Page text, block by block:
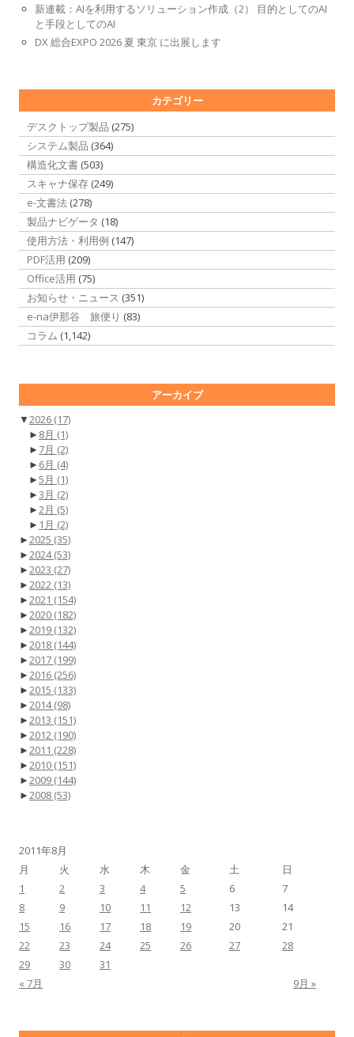
新連載：AIを利用するソリューション作成（2） 目的としてのAI
と手段としてのAI
DX 総合EXPO 2026 夏 東京 に出展します
カテゴリー
デスクトップ製品 (275)
システム製品 (364)
構造化文書 (503)
スキャナ保存 (249)
e-文書法 (278)
製品ナビゲータ (18)
使用方法・利用例 (147)
PDF活用 (209)
Office活用 (75)
お知らせ・ニュース (351)
e-na伊那谷 旅便り (83)
コラム (1,142)
アーカイブ
▼2026 (17)
► 8月 (1)
► 7月 (2)
► 6月 (4)
►5月 (1)
►3月 (2)
►2月 (5)
► 1月 (2)
►2025 (35)
►2024(53)
►2023 (27)
►2022 (13)
►2021 (154)
►2020 (182)
►2019 (132)
►2018 (144)
►2017 (199)
►2016 (256)
►2015 (133)
►2014(98)
►2013 (151)
►2012 (190)
►2011 (228)
►2010 (151)
►2009 (144)
►2008 (53)
2011年8月
月
火 水 木 金 土 日
« 7月 9月 »
1 2 3 4 5 6
7
8
9 10 11 12 13
14
15
16 17 18 19 20
21
22
23 24 25 26 27
28
29
30 31